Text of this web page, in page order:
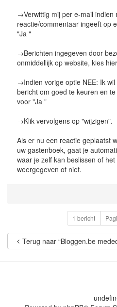
→Verwittig mij per e-mail indien
reactie/commentaar ingeeft op
"Ja "
→Berichten ingegeven door
onmiddellijk op website, kies
→Indien vorige optie NEE: Ik
bericht om goed te keuren en
voor "Ja "
→Klik vervolgens op "wijzigen".
Als er nu een reactie geplaatst
uw gastenboek, gaat je
waar je zelf kan beslissen of
weergegeven of niet.
1 bericht
Terug naar “Bloggen.be